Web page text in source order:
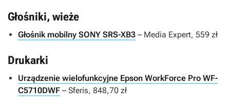
Głośniki, wieże
Głośnik mobilny SONY SRS-XB3 – Media Expert, 559 zł
Drukarki
Urządzenie wielofunkcyjne Epson WorkForce Pro WF-
C5710DWF – Sferis, 848,70 zł